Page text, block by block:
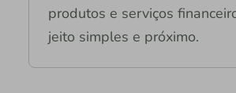
produtos e serviços
jeito simples e próximo.